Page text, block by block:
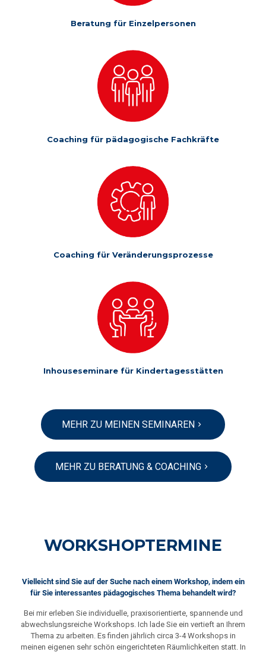
Beratung für Einzelpersonen
Coaching für pädagogische Fachkräfte
Coaching für Veränderungsprozesse
Inhouseseminare für Kindertagesstätten
MEHR ZU MEINEN SEMINAREN
MEHR ZU BERATUNG & COACHING
WORKSHOP­TERMINE
Vielleicht sind Sie auf der Suche nach einem Workshop, indem ein
für Sie interessantes pädagogisches Thema behandelt wird?
Bei mir erleben Sie individuelle, praxisorientierte, spannende und
abwechslungsreiche Workshops. Ich lade Sie ein vertieft an Ihrem
Thema zu arbeiten. Es finden jährlich circa 3-4 Workshops in
meinen eigenen sehr schön eingerichteten Räumlichkeiten statt. In